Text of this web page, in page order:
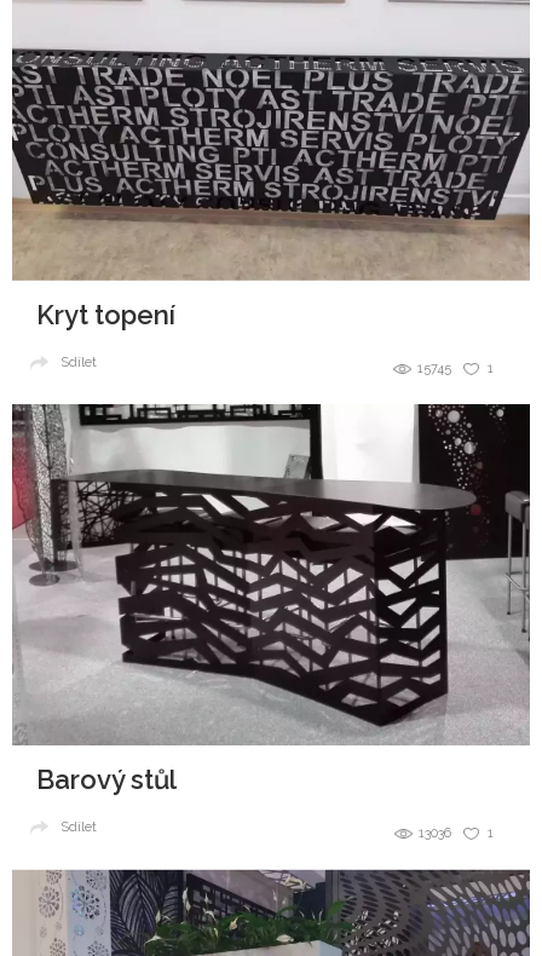
Kryt topení
1
15745
Sdílet
Barový stůl
1
13036
Sdílet